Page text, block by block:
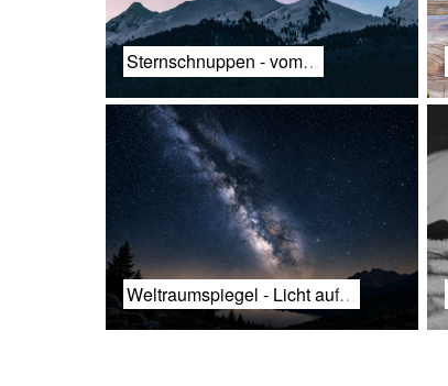
Sternschnuppen - vom…
Weltraumspiegel - Licht auf…